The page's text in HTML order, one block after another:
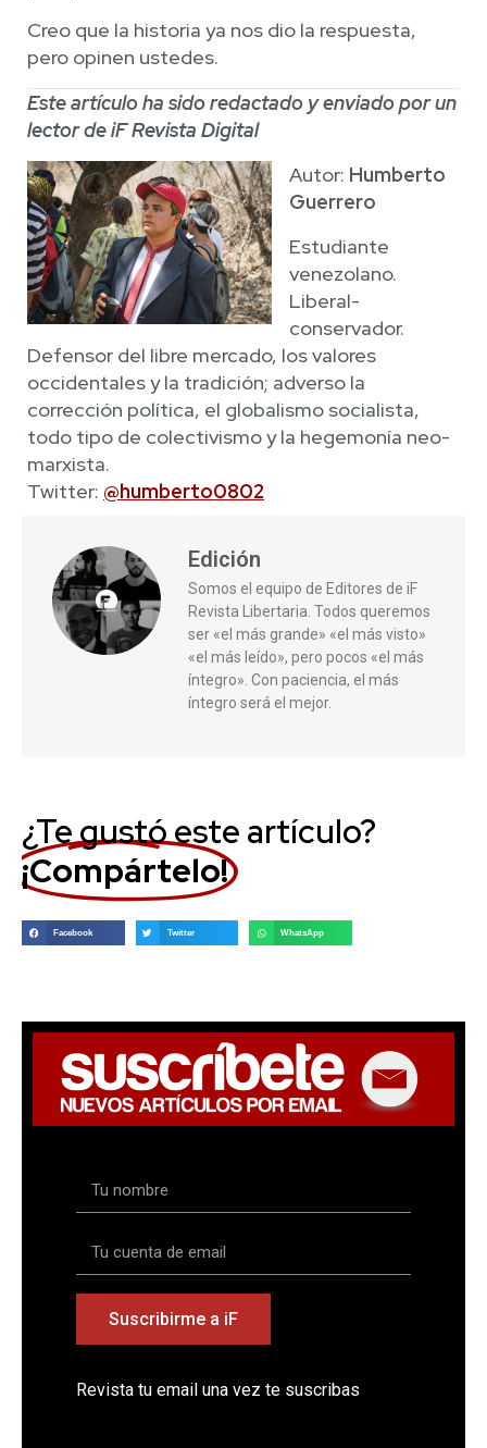
Creo que la historia ya nos dio la respuesta,
pero opinen ustedes.
Este artículo ha sido redactado y enviado por un
lector de iF Revista Digital
Autor: Humberto
Guerrero
Estudiante
venezolano.
Liberal-
conservador.
Defensor del libre mercado, los valores
occidentales y la tradición; adverso la
corrección política, el globalismo socialista,
todo tipo de colectivismo y la hegemonía neo-
marxista.
Twitter: @humberto0802
Edición
Somos el equipo de Editores de iF
Revista Libertaria. Todos queremos
ser «el más grande» «el más visto»
«el más leído», pero pocos «el más
íntegro». Con paciencia, el más
íntegro será el mejor.
¿Te gustó este artículo?
¡Compártelo!
Facebook Twitter WhatsApp
Suscribirme a iF
Revista tu email una vez te suscribas